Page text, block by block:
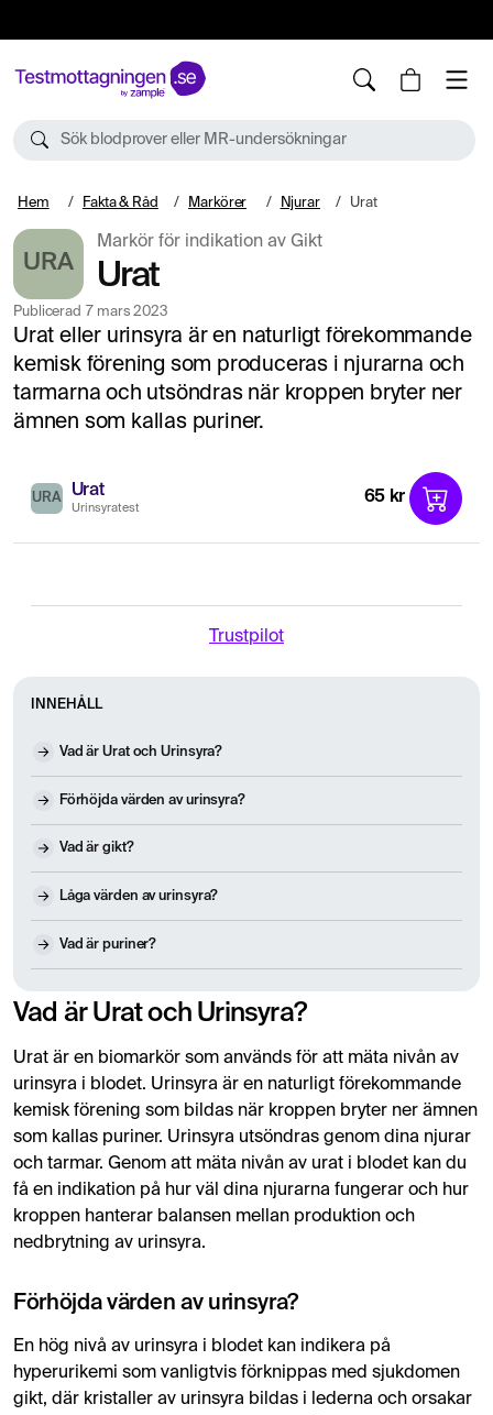
Sök blodprover eller MR-undersökningar
Hem Fakta & Råd Markörer Njurar Urat
URA
Markör för indikation av Gikt
Urat
Publicerad 7 mars 2023
Urat eller urinsyra är en naturligt förekommande
kemisk förening som produceras i njurarna och
tarmarna och utsöndras när kroppen bryter ner
ämnen som kallas puriner.
URA Urat
Urinsyratest
65 kr
Trustpilot
INNEHÅLL
Vad är Urat och Urinsyra?
Förhöjda värden av urinsyra?
Vad är gikt?
Låga värden av urinsyra?
Vad är puriner?
Vad är Urat och Urinsyra?
Urat är en biomarkör som används för att mäta nivån av
urinsyra i blodet. Urinsyra är en naturligt förekommande
kemisk förening som bildas när kroppen bryter ner ämnen
som kallas puriner. Urinsyra utsöndras genom dina njurar
och tarmar. Genom att mäta nivån av urat i blodet kan du
få en indikation på hur väl dina njurarna fungerar och hur
kroppen hanterar balansen mellan produktion och
nedbrytning av urinsyra.
Förhöjda värden av urinsyra?
En hög nivå av urinsyra i blodet kan indikera på
hyperurikemi som vanligtvis förknippas med sjukdomen
gikt, där kristaller av urinsyra bildas i lederna och orsakar